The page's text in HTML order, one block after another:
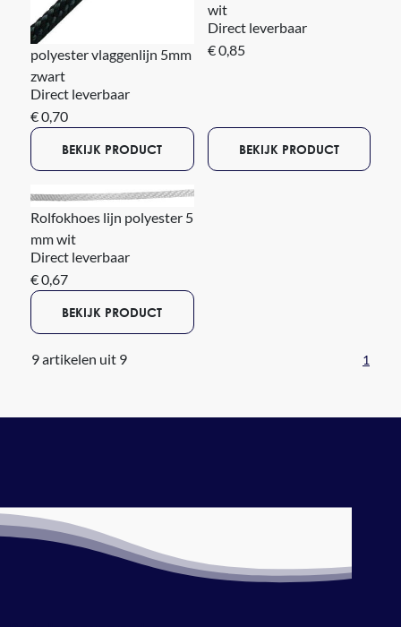
polyester vlaggenlijn 5mm
zwart
Direct leverbaar
€ 0,70
BEKIJK PRODUCT
wit
Direct leverbaar
€ 0,85
BEKIJK PRODUCT
Rolfokhoes lijn polyester 5
mm wit
Direct leverbaar
€ 0,67
BEKIJK PRODUCT
9 artikelen uit 9 1